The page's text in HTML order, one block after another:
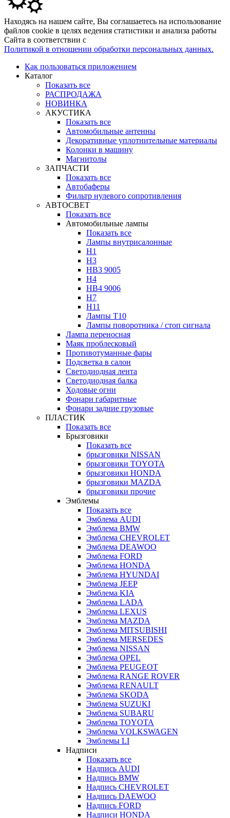
Находясь на нашем сайте, Вы соглашаетесь на использование
файлов cookie в целях ведения статистики и анализа работы
Сайта в соответствии с
Политикой в отношении обработки персональных данных.
Как пользоваться приложением
Каталог
Показать все
РАСПРОДАЖА
НОВИНКА
АКУСТИКА
Показать все
Автомобильные антенны
Декоративные уплотнительные материалы
Колонки в машину
Магнитолы
ЗАПЧАСТИ
Показать все
Автобаферы
Фильтр нулевого сопротивления
АВТОСВЕТ
Показать все
Автомобильные лампы
Показать все
Лампы внутрисалонные
H1
H3
HB3 9005
H4
HB4 9006
H7
H11
Лампы Т10
Лампы поворотника / стоп сигнала
Лампа переносная
Маяк проблесковый
Противотуманные фары
Подсветка в салон
Светодиодная лента
Светодиодная балка
Ходовые огни
Фонари габаритные
Фонари задние грузовые
ПЛАСТИК
Показать все
Брызговики
Показать все
брызговики NISSAN
брызговики TOYOTA
брызговики HONDA
брызговики MAZDA
брызговики прочие
Эмблемы
Показать все
Эмблема AUDI
Эмблема BMW
Эмблема CHEVROLET
Эмблема DEAWOO
Эмблема FORD
Эмблема HONDA
Эмблема HYUNDAI
Эмблема JEEP
Эмблема KIA
Эмблема LADA
Эмблема LEXUS
Эмблема MAZDA
Эмблема MITSUBISHI
Эмблема MERSEDES
Эмблема NISSAN
Эмблема OPEL
Эмблема PEUGEOT
Эмблема RANGE ROVER
Эмблема RENAULT
Эмблема SKODA
Эмблема SUZUKI
Эмблема SUBARU
Эмблема TOYOTA
Эмблема VOLKSWAGEN
Эмблемы LI
Надписи
Показать все
Надпись AUDI
Надпись BMW
Надпись CHEVROLET
Надпись DAEWOO
Надпись FORD
Надписи HONDA